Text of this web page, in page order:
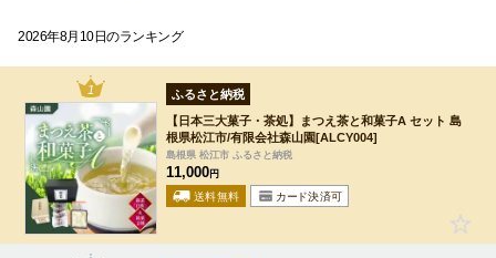
2026年8月10日のランキング
1
ふるさと納税
【日本三大菓子・茶処】まつえ茶と和菓子A セット 島
根県松江市/有限会社森山園[ALCY004]
島根県 松江市 ふるさと納税
11,000 円